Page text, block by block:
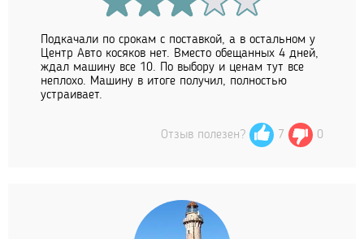
Подкачали по срокам с поставкой, а в остальном у
Центр Авто косяков нет. Вместо обещанных 4 дней,
ждал машину все 10. По выбору и ценам тут все
неплохо. Машину в итоге получил, полностью
устраивает.
Отзыв полезен? 7 0